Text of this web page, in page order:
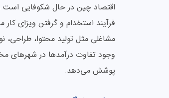
اقتصاد چین در حال شکوفایی است
فرآیند استخدام و گرفتن ویزای
مشاغلی مثل تولید محتوا،
وجود تفاوت درآمدها در شهرهای
پوشش می‌دهد.